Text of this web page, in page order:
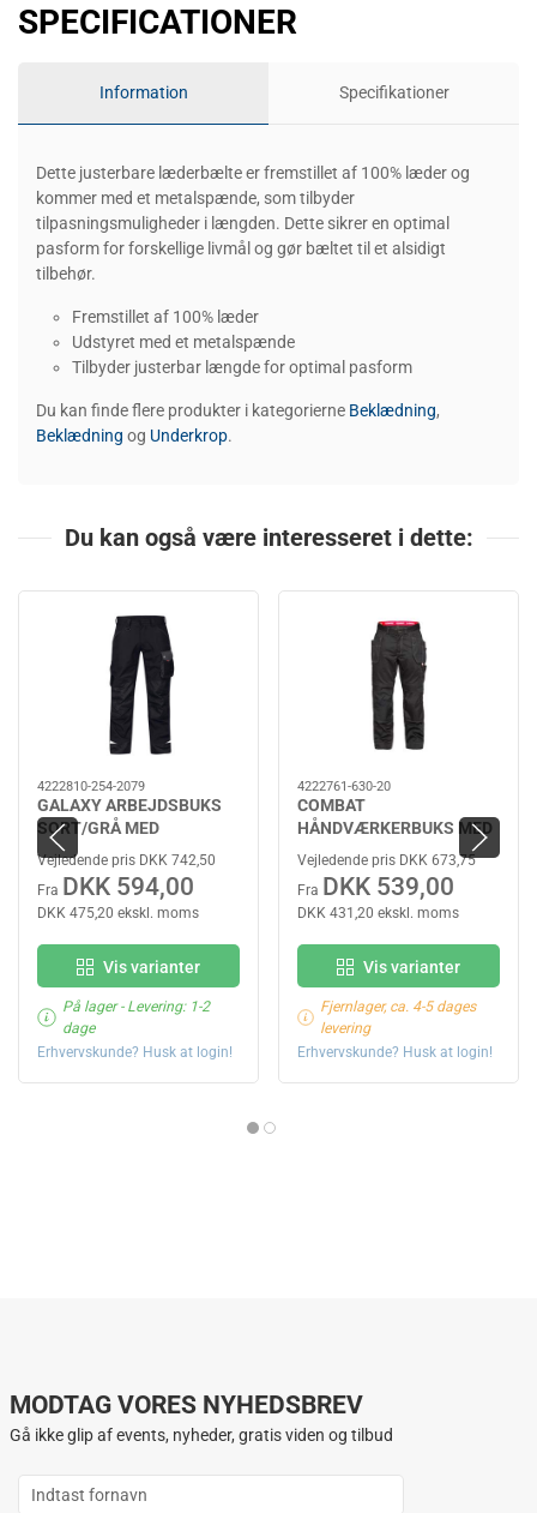
SPECIFICATIONER
Information Specifikationer
Dette justerbare læderbælte er fremstillet af 100% læder og
kommer med et metalspænde, som tilbyder
tilpasningsmuligheder i længden. Dette sikrer en optimal
pasform for forskellige livmål og gør bæltet til et alsidigt
tilbehør.
Fremstillet af 100% læder
Udstyret med et metalspænde
Tilbyder justerbar længde for optimal pasform
Du kan finde flere produkter i kategorierne Beklædning,
Beklædning og Underkrop.
Du kan også være interesseret i dette:
4222810-254-2079
GALAXY ARBEJDSBUKS
SORT/GRÅ MED
HÆNGELOMMER
Vejledende pris DKK 742,50
Fra DKK 594,00
DKK 475,20 ekskl. moms
Vis varianter
På lager- Levering: 1-2
dage
Erhvervskunde? Husk at login!
4222761-630-20
COMBAT
HÅNDVÆRKERBUKS MED
HÆNGELOMMER SORT
Vejledende pris DKK 673,75
Fra DKK 539,00
DKK 431,20 ekskl. moms
Vis varianter
Fjernlager, ca. 4-5 dages
levering
Erhvervskunde? Husk at login!
MODTAG VORES NYHEDSBREV
Gå ikke glip af events, nyheder, gratis viden og tilbud